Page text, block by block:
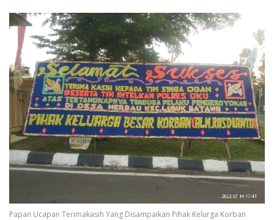
Papan Ucapan Terimakasih Yang Disampaikan Pihak Kelurga Korban